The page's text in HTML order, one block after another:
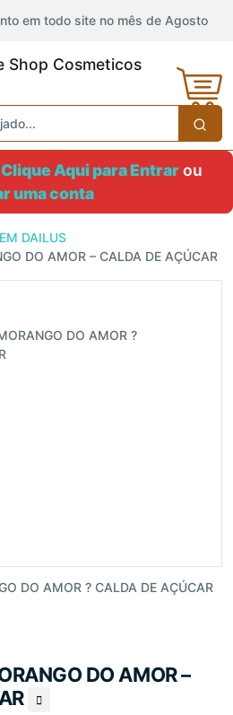
em todo site no mês de Agosto
Clique Aqui para Entrarou
uma conta
DAILUS
DO AMOR – CALDA DE AÇÚCAR
DO AMOR –